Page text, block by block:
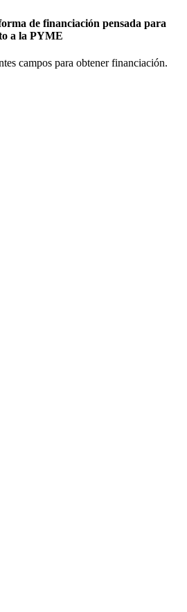
de financiación pensada para
a la PYME
campos para obtener financiación.